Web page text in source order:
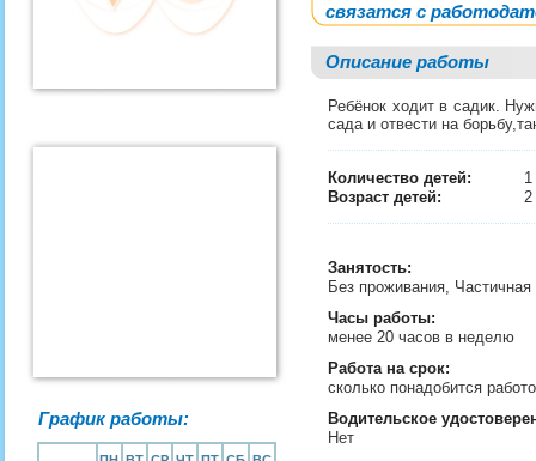
График работы:
связатся с
Описание работы
Ребёнок ходит в садик.
сада и отвести на
Количество детей:
1
Возраст детей:
Занятость:
Без проживания, Частичная
Часы работы:
менее 20 часов в неделю
Работа на срок:
сколько понадобится
Водительское
Нет